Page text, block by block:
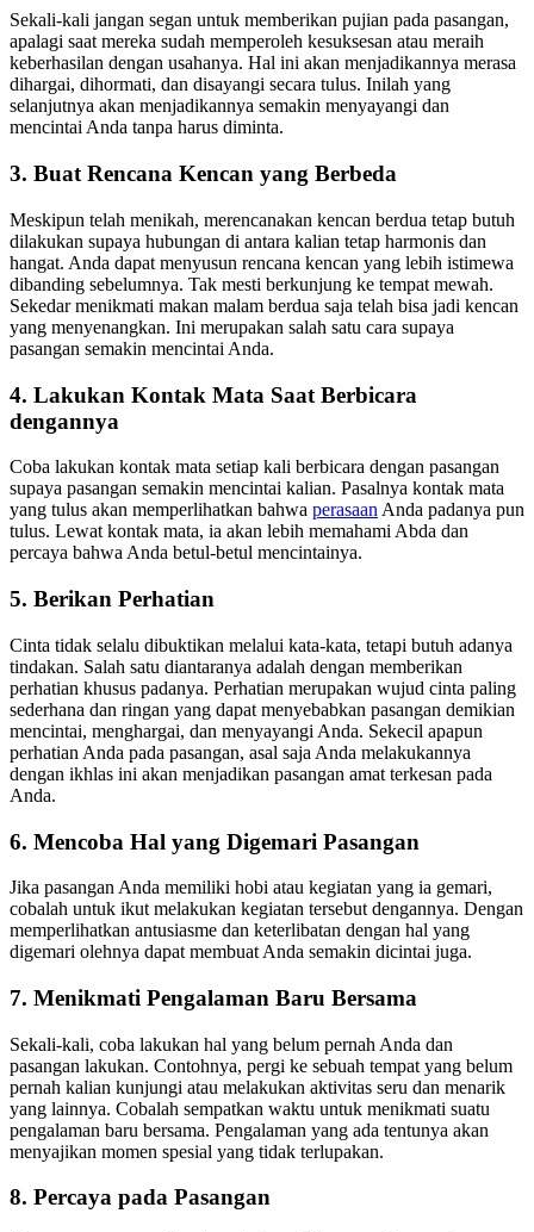
Sekali-kali jangan segan untuk memberikan pujian pada pasangan,
apalagi saat mereka sudah memperoleh kesuksesan atau meraih
keberhasilan dengan usahanya. Hal ini akan menjadikannya merasa
dihargai, dihormati, dan disayangi secara tulus. Inilah yang
selanjutnya akan menjadikannya semakin menyayangi dan
mencintai Anda tanpa harus diminta.
3. Buat Rencana Kencan yang Berbeda
Meskipun telah menikah, merencanakan kencan berdua tetap butuh
dilakukan supaya hubungan di antara kalian tetap harmonis dan
hangat. Anda dapat menyusun rencana kencan yang lebih istimewa
dibanding sebelumnya. Tak mesti berkunjung ke tempat mewah.
Sekedar menikmati makan malam berdua saja telah bisa jadi kencan
yang menyenangkan. Ini merupakan salah satu cara supaya
pasangan semakin mencintai Anda.
4. Lakukan Kontak Mata Saat Berbicara
dengannya
Coba lakukan kontak mata setiap kali berbicara dengan pasangan
supaya pasangan semakin mencintai kalian. Pasalnya kontak mata
yang tulus akan memperlihatkan bahwa perasaan Anda padanya pun
tulus. Lewat kontak mata, ia akan lebih memahami Abda dan
percaya bahwa Anda betul-betul mencintainya.
5. Berikan Perhatian
Cinta tidak selalu dibuktikan melalui kata-kata, tetapi butuh adanya
tindakan. Salah satu diantaranya adalah dengan memberikan
perhatian khusus padanya. Perhatian merupakan wujud cinta paling
sederhana dan ringan yang dapat menyebabkan pasangan demikian
mencintai, menghargai, dan menyayangi Anda. Sekecil apapun
perhatian Anda pada pasangan, asal saja Anda melakukannya
dengan ikhlas ini akan menjadikan pasangan amat terkesan pada
Anda.
6. Mencoba Hal yang Digemari Pasangan
Jika pasangan Anda memiliki hobi atau kegiatan yang ia gemari,
cobalah untuk ikut melakukan kegiatan tersebut dengannya. Dengan
memperlihatkan antusiasme dan keterlibatan dengan hal yang
digemari olehnya dapat membuat Anda semakin dicintai juga.
7. Menikmati Pengalaman Baru Bersama
Sekali-kali, coba lakukan hal yang belum pernah Anda dan
pasangan lakukan. Contohnya, pergi ke sebuah tempat yang belum
pernah kalian kunjungi atau melakukan aktivitas seru dan menarik
yang lainnya. Cobalah sempatkan waktu untuk menikmati suatu
pengalaman baru bersama. Pengalaman yang ada tentunya akan
menyajikan momen spesial yang tidak terlupakan.
8. Percaya pada Pasangan